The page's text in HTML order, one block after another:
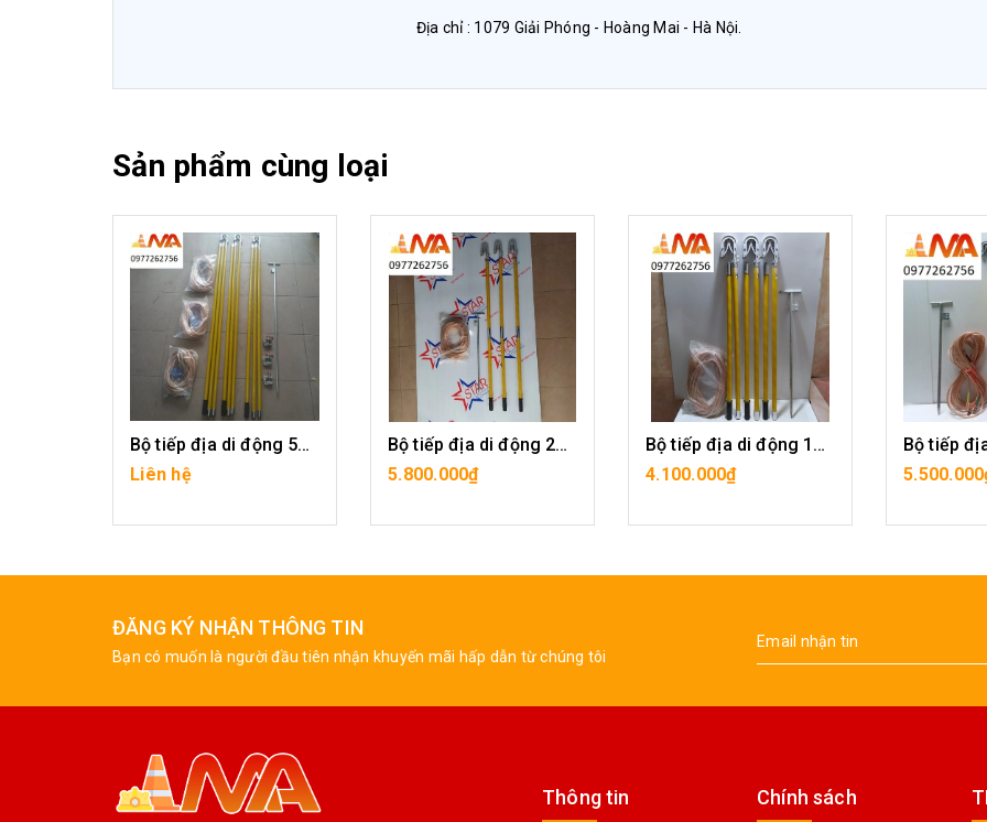
Địa chỉ : 1079 Giải Phóng - Hoàng Mai - Hà Nội.
Sản phẩm cùng loại
Bộ tiếp địa di động 500KV
Liên hệ
Bộ tiếp địa di động 220KV
5.800.000₫
MUA HÀNG
Bộ tiếp địa di động 110KV
4.100.000₫
MUA HÀNG
ĐĂNG KÝ NHẬN THÔNG TIN
Bạn có muốn là người đầu tiên nhận khuyến mãi hấp dẫn từ chúng tôi
Thông tin Chính sách